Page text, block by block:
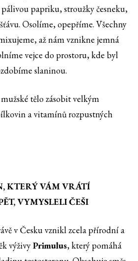
papriku, stroužky česneku,
Osolíme, opepříme. Všechny
až nám vznikne jemná
vejce do prostoru, kde byl
slaninou.
tělo zásobit velkým
a vitamínů rozpustných
KTERÝ VÁM VRÁTÍ
VYMYSLELI ČEŠI
v Česku vznikl zcela přírodní a
výživyPrimulus, který pomáhá